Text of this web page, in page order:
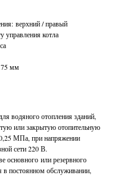
верхний / правый
управления котла
мм
водяного отопления зданий,
или закрытую отопительную
МПа, при напряжении
сети 220 В.
основного или резервного
в постоянном обслуживании,